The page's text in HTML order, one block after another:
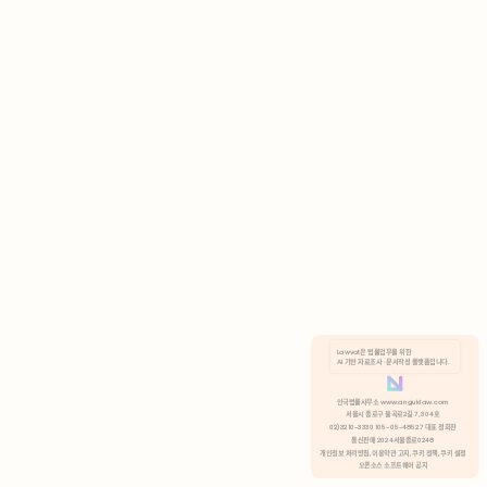
분석 쿠키 허용
Lawvot은 법률업무를 위한
AI 기반 자료조사 · 문서작성 플랫폼입니다.
안국법률사무소 www.anguklaw.com
서울시 종로구 율곡로2길 7, 304호
02)3210-3330 105-05-48527 대표 정희찬
통신판매 2024서울종로0248
개인정보 처리방침, 이용약관 고지, 쿠키 정책, 쿠키 설정
오픈소스 소프트웨어 공지